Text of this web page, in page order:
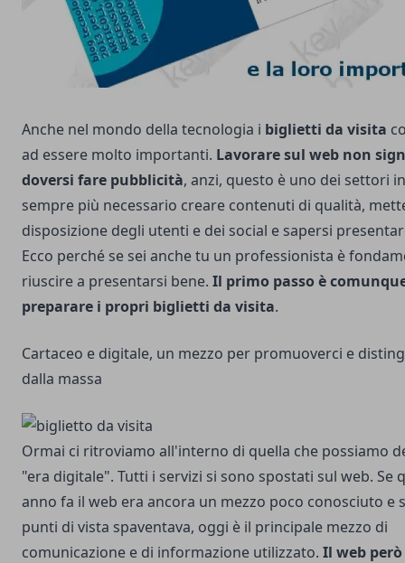
Anche nel mondo della tecnologia i biglietti da visita
ad essere molto importanti. Lavorare sul web non
doversi fare pubblicità, anzi, questo è uno dei settori
sempre più necessario creare contenuti di qualità,
disposizione degli utenti e dei social e sapersi
Ecco perché se sei anche tu un professionista è
riuscire a presentarsi bene. Il primo passo è
preparare i propri biglietti da visita.
Cartaceo e digitale, un mezzo per promuoverci e
dalla massa
Ormai ci ritroviamo all'interno di quella che possiamo
"era digitale". Tutti i servizi si sono spostati sul web. Se
anno fa il web era ancora un mezzo poco conosciuto e
punti di vista spaventava, oggi è il principale mezzo di
comunicazione e di informazione utilizzato. Il web